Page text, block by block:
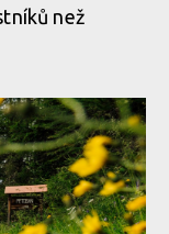
než